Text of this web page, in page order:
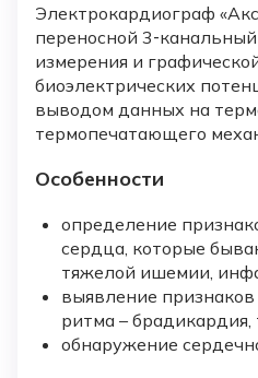
Электрокардиограф
переносной
измерения и
биоэлектрических
выводом данных на
термопечатающего
Особенности
определение
сердца, которые
тяжелой ишемии,
выявление признаков
ритма – брадикардия,
обнаружение